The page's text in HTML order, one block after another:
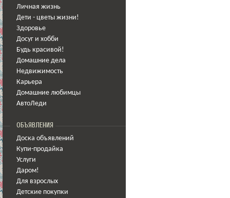
Личная жизнь
Дети - цветы жизни!
Здоровье
Досуг и хобби
Будь красивой!
Домашние дела
Недвижимость
Карьера
Домашние любимцы
АвтоЛеди
ОБЪЯВЛЕНИЯ
Доска объявлений
Купи-продайка
Услуги
Даром!
Для взрослых
Детские покупки